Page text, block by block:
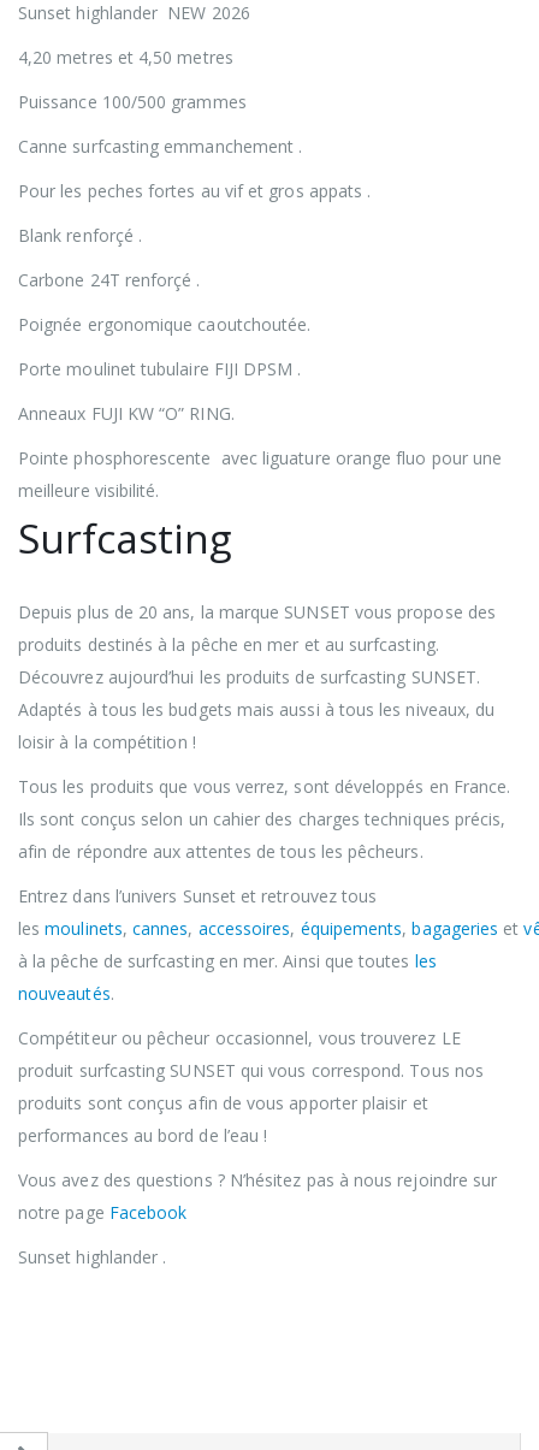
Sunset highlander NEW 2026
4,20 metres et 4,50 metres
Puissance 100/500 grammes
Canne surfcasting emmanchement .
Pour les peches fortes au vif et gros appats .
Blank renforçé .
Carbone 24T renforçé .
Poignée ergonomique caoutchoutée.
Porte moulinet tubulaire FIJI DPSM .
Anneaux FUJI KW “O” RING.
Pointe phosphorescente avec liguature orange fluo pour une
meilleure visibilité.
Surfcasting
Depuis plus de 20 ans, la marque SUNSET vous propose des
produits destinés à la pêche en mer et au surfcasting.
Découvrez aujourd’hui les produits de surfcasting SUNSET.
Adaptés à tous les budgets mais aussi à tous les niveaux, du
loisir à la compétition !
Tous les produits que vous verrez, sont développés en France.
Ils sont conçus selon un cahier des charges techniques précis,
afin de répondre aux attentes de tous les pêcheurs.
Entrez dans l’univers Sunset et retrouvez tous
lesmoulinets,cannes, accessoires, équipements,bagageries et
à la pêche de surfcasting en mer. Ainsi que toutes les
nouveautés.
Compétiteur ou pêcheur occasionnel, vous trouverez LE
produit surfcasting SUNSET qui vous correspond. Tous nos
produits sont conçus afin de vous apporter plaisir et
performances au bord de l’eau !
Vous avez des questions ? N’hésitez pas à nous rejoindre sur
notre page Facebook
Sunset highlander .